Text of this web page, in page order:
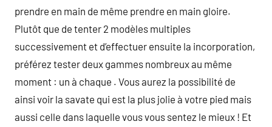
prendre en main de même prendre en main gloire.
Plutôt que de tenter 2 modèles multiples
successivement et d’effectuer ensuite la incorporation,
préférez tester deux gammes nombreux au même
moment : un à chaque . Vous aurez la possibilité de
ainsi voir la savate qui est la plus jolie à votre pied mais
aussi celle dans laquelle vous vous sentez le mieux ! Et